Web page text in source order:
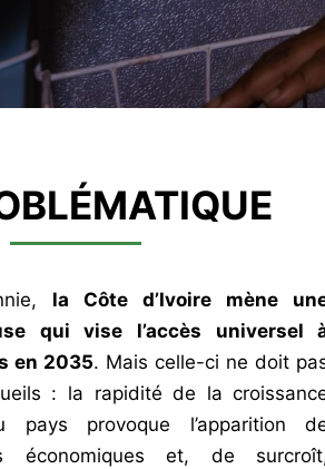
la Côte d’Ivoire mène
qui vise l’accès universel
en 2035. Mais celle-ci ne doit
: la rapidité de la
pays provoque l’apparition
économiques et, de